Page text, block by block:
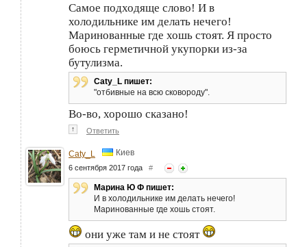
Самое подходяще слово! И в
холодильнике им делать нечего!
Маринованные где хошь стоят. Я просто
боюсь герметичной укупорки из-за
бутулизма.
Caty_L пишет:
"отбивные на всю сковороду".
Во-во, хорошо сказано!
↑ Ответить
Caty_L Киев
6 сентября 2017 года #
Марина Ю Ф пишет:
И в холодильнике им делать нечего!
Маринованные где хошь стоят.
они уже там и не стоят